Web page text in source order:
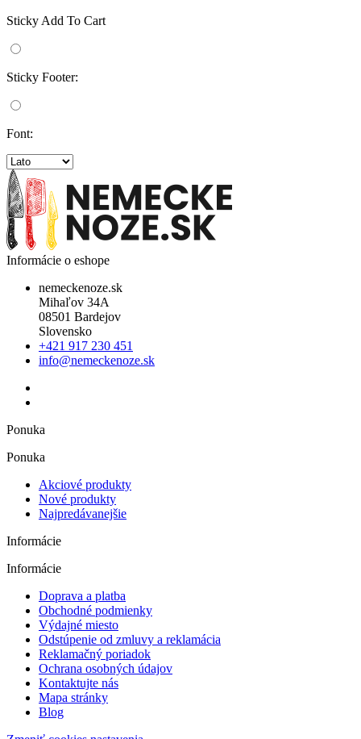
Sticky Add To Cart
Sticky Footer:
Font:
Informácie o eshope
nemeckenoze.sk
Mihaľov 34A
08501 Bardejov
Slovensko
+421 917 230 451
info@nemeckenoze.sk
Ponuka
Ponuka
Akciové produkty
Nové produkty
Najpredávanejšie
Informácie
Informácie
Doprava a platba
Obchodné podmienky
Výdajné miesto
Odstúpenie od zmluvy a reklamácia
Reklamačný poriadok
Ochrana osobných údajov
Kontaktujte nás
Mapa stránky
Blog